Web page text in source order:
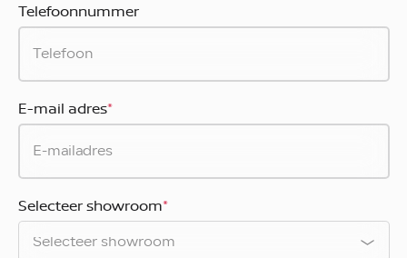
Telefoonnummer
E-mail adres*
Selecteer showroom*